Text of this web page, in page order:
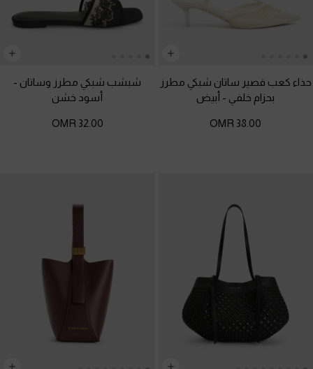
حذاء كعب قصير ساتان شبكي مطرز
بحزام خلفي - أبيض
38.00 OMR
شبشب شبكي مطرز وساتان -
أسود خشن
32.00 OMR